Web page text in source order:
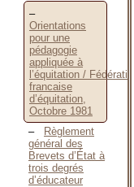
Orientations
pour une
pédagogie
appliquée à
l’équitation / Fédération
francaise
d’équitation,
Octobre 1981
Règlement
général des
Brevets d’État à
trois degrés
d’éducateur